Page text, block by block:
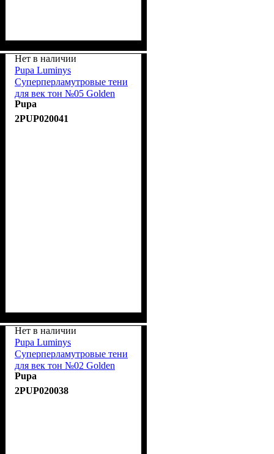
Нет в наличии
Pupa Luminys
Суперперламутровые тени
для век тон №05 Golden
White/Белое золото
Pupa
2PUP020041
Нет в наличии
Pupa Luminys
Суперперламутровые тени
для век тон №02 Golden
sand/Золотой песок
Pupa
2PUP020038